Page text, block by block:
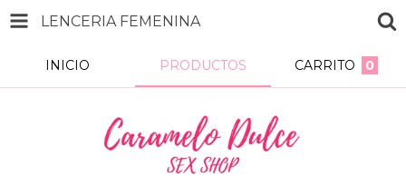
LENCERIA FEMENINA
INICIO PRODUCTOS CARRITO 0